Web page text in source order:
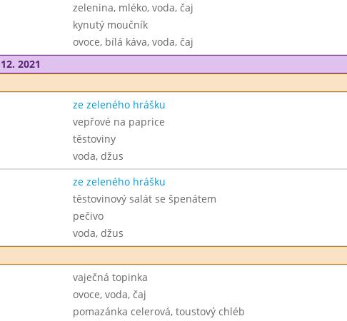
zelenina, mléko, voda, čaj
kynutý moučník
ovoce, bílá káva, voda, čaj
2021
ze zeleného hrášku
vepřové na paprice
těstoviny
voda, džus
ze zeleného hrášku
těstovinový salát se špenátem
pečivo
voda, džus
vaječná topinka
ovoce, voda, čaj
pomazánka celerová, toustový chléb